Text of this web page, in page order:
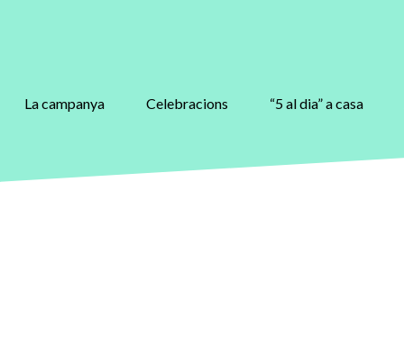
La campanya Celebracions “5 al dia” a casa